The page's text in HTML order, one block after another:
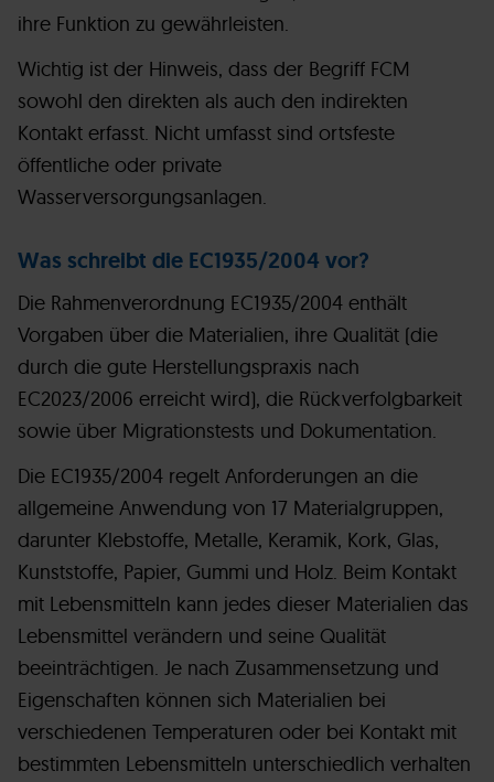
ihre Funktion zu gewährleisten.
Wichtig ist der Hinweis, dass der Begriff FCM
sowohl den direkten als auch den indirekten
Kontakt erfasst. Nicht umfasst sind ortsfeste
öffentliche oder private
Wasserversorgungsanlagen.
Was schreibt die EC1935/2004 vor?
Die Rahmenverordnung EC1935/2004 enthält
Vorgaben über die Materialien, ihre Qualität (die
durch die gute Herstellungspraxis nach
EC2023/2006 erreicht wird), die Rückverfolgbarkeit
sowie über Migrationstests und Dokumentation.
Die EC1935/2004 regelt Anforderungen an die
allgemeine Anwendung von 17 Materialgruppen,
darunter Klebstoffe, Metalle, Keramik, Kork, Glas,
Kunststoffe, Papier, Gummi und Holz. Beim Kontakt
mit Lebensmitteln kann jedes dieser Materialien das
Lebensmittel verändern und seine Qualität
beeinträchtigen. Je nach Zusammensetzung und
Eigenschaften können sich Materialien bei
verschiedenen Temperaturen oder bei Kontakt mit
bestimmten Lebensmitteln unterschiedlich verhalten